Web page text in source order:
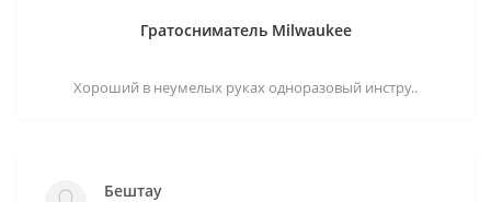
Гратосниматель Milwaukee
Хороший в неумелых руках одноразовый инстру..
Бештау